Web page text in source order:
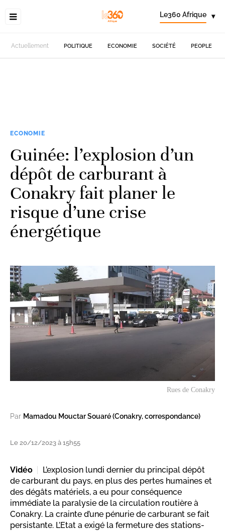
Le360 Afrique ▾
Actuellement POLITIQUE ECONOMIE SOCIÉTÉ PEOPLE
ECONOMIE
Guinée: l’explosion d’un
dépôt de carburant à
Conakry fait planer le
risque d’une crise
énergétique
Rues de Conakry
Par Mamadou Mouctar Souaré (Conakry, correspondance)
Le 20/12/2023 à 15h55
Vidéo
L’explosion lundi dernier du principal dépôt
de carburant du pays, en plus des pertes humaines et
des dégâts matériels, a eu pour conséquence
immédiate la paralysie de la circulation routière à
Conakry. La crainte d’une pénurie de carburant se fait
persistante. L’Etat a exigé la fermeture des stations-